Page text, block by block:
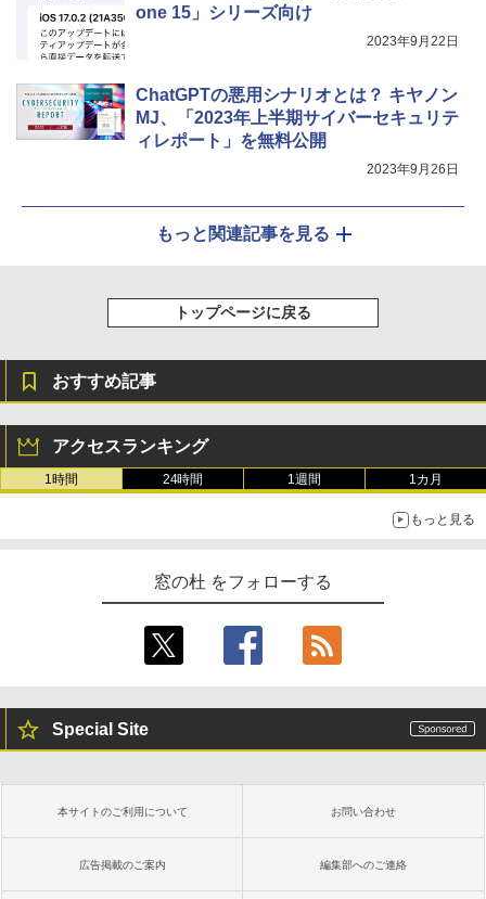
one 15」シリーズ向け
2023年9月22日
ChatGPTの悪用シナリオとは？ キヤノン
MJ、「2023年上半期サイバーセキュリテ
ィレポート」を無料公開
2023年9月26日
もっと関連記事を見る
トップページに戻る
おすすめ記事
アクセスランキング
1時間 24時間 1週間 1カ月
もっと見る
窓の杜 をフォローする
Special Site
本サイトのご利用について お問い合わせ
広告掲載のご案内 編集部へのご連絡